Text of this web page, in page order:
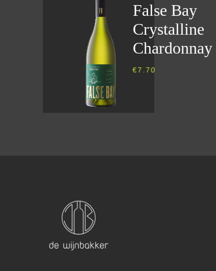
False Bay
Crystalline
Chardonnay
€7.70